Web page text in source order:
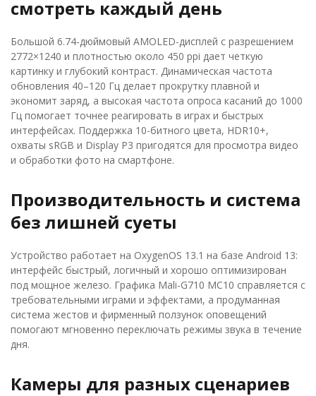
смотреть каждый день
Большой 6.74-дюймовый AMOLED-дисплей с разрешением
2772×1240 и плотностью около 450 ppi дает четкую
картинку и глубокий контраст. Динамическая частота
обновления 40–120 Гц делает прокрутку плавной и
экономит заряд, а высокая частота опроса касаний до 1000
Гц помогает точнее реагировать в играх и быстрых
интерфейсах. Поддержка 10-битного цвета, HDR10+,
охваты sRGB и Display P3 пригодятся для просмотра видео
и обработки фото на смартфоне.
Производительность и система
без лишней суеты
Устройство работает на OxygenOS 13.1 на базе Android 13:
интерфейс быстрый, логичный и хорошо оптимизирован
под мощное железо. Графика Mali-G710 MC10 справляется с
требовательными играми и эффектами, а продуманная
система жестов и фирменный ползунок оповещений
помогают мгновенно переключать режимы звука в течение
дня.
Камеры для разных сценариев